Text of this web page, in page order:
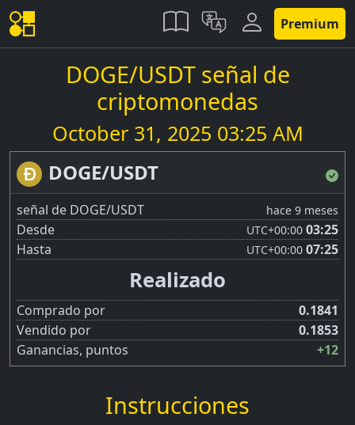
Premium
DOGE/USDT señal de
criptomonedas
October 31, 2025 03:25 AM
DOGE/USDT
señal de DOGE/USDT hace 9 meses
Desde UTC+00:00 03:25
Hasta
UTC+00:00 07:25
Realizado
Comprado por
0.1841
Vendido por
0.1853
Ganancias, puntos
+12
Instrucciones